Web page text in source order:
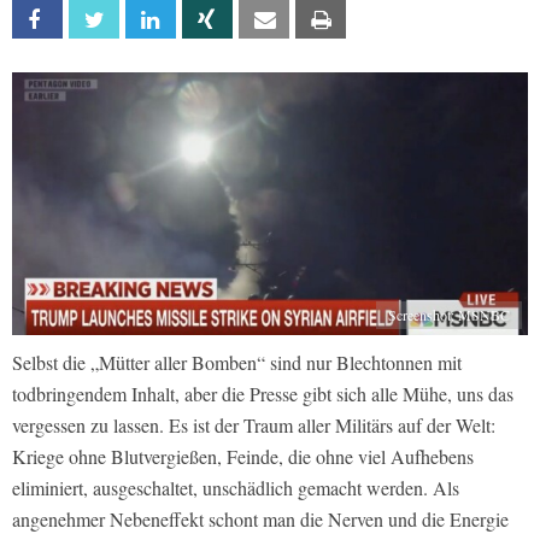
Facebook Twitter Linkedin Xing Email
Screenshot: MSNBC
Selbst die „Mütter aller Bomben“ sind nur Blechtonnen mit
todbringendem Inhalt, aber die Presse gibt sich alle Mühe, uns das
vergessen zu lassen. Es ist der Traum aller Militärs auf der Welt:
Kriege ohne Blutvergießen, Feinde, die ohne viel Aufhebens
eliminiert, ausgeschaltet, unschädlich gemacht werden. Als
angenehmer Nebeneffekt schont man die Nerven und die Energie